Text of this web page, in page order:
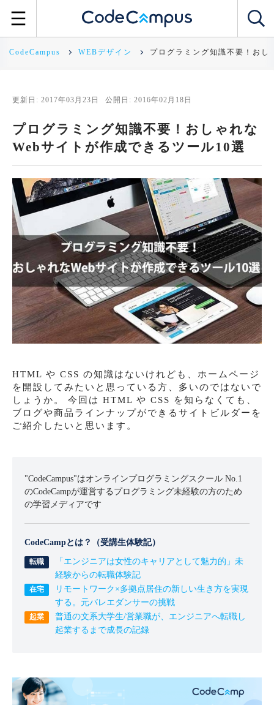
CodeCampus WEBデザイン プログラミング知識不要！おし
更新日: 2017年03月23日 公開日: 2016年02月18日
プログラミング知識不要！おしゃれな
Webサイトが作成できるツール10選
HTML や CSS の知識はないけれども、ホームページ
を開設してみたいと思っている方、多いのではないで
しょうか。 今回は HTML や CSS を知らなくても、
ブログや商品ラインナップができるサイトビルダーを
ご紹介したいと思います。
"CodeCampus"はオンラインプログラミングスクール No.1
のCodeCampが運営するプログラミング未経験の方のため
の学習メディアです
CodeCampとは？（受講生体験記）
「エンジニアは女性のキャリアとして魅力的」未
経験からの転職体験記
リモートワーク×多拠点居住の新しい生き方を実現
する。元バレエダンサーの挑戦
普通の文系大学生/営業職が、エンジニアへ転職し
起業するまで成長の記録